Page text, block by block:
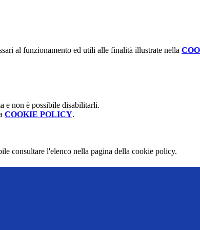
al funzionamento ed utili alle finalità illustrate nella
e non è possibile disabilitarli.
COOKIE POLICY.
consultare l'elenco nella pagina della cookie policy.